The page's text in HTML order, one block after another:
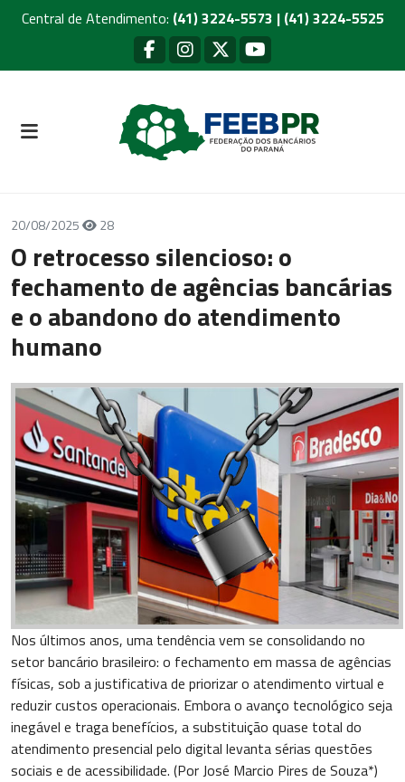
Central de Atendimento: (41) 3224-5573 | (41) 3224-5525
20/08/2025 28
O retrocesso silencioso: o
fechamento de agências bancárias
e o abandono do atendimento
humano
Nos últimos anos, uma tendência vem se consolidando no
setor bancário brasileiro: o fechamento em massa de agências
físicas, sob a justificativa de priorizar o atendimento virtual e
reduzir custos operacionais. Embora o avanço tecnológico seja
inegável e traga benefícios, a substituição quase total do
atendimento presencial pelo digital levanta sérias questões
sociais e de acessibilidade. (Por José Marcio Pires de Souza*)